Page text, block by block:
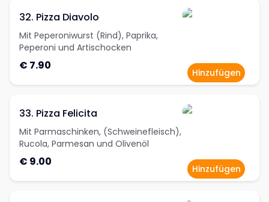
32. Pizza Diavolo
Mit Peperoniwurst (Rind), Paprika,
Peperoni und Artischocken
€ 7.90
Hinzufügen
33. Pizza Felicita
Mit Parmaschinken, (Schweinefleisch),
Rucola, Parmesan und Olivenöl
€ 9.00
Hinzufügen